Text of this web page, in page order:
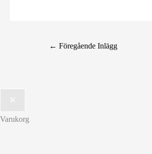
← Föregående Inlägg
Varukorg